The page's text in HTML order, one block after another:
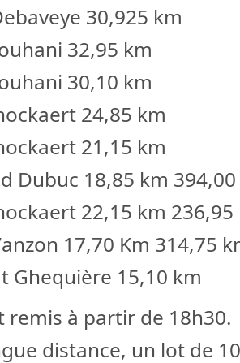
30,925 km
32,95 km
30,10 km
24,85 km
21,15 km
Dubuc 18,85 km
22,15 km
17,70 Km 314,75
Ghequière 15,10 km
remis à partir de 18h30.
distance, un lot de